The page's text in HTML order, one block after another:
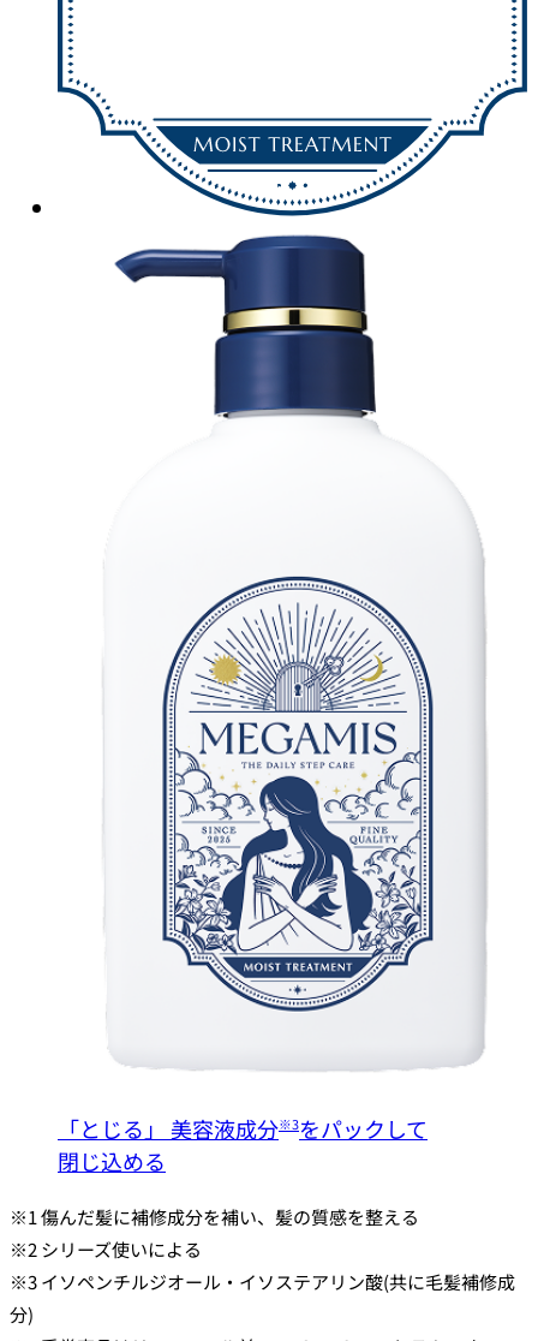
「とじる」 美容液成分※3をパックして
閉じ込める
※1 傷んだ髪に補修成分を補い、髪の質感を整える​
※2 シリーズ使いによる​
※3 イソペンチルジオール・イソステアリン酸(共に毛髪補修成
分)​